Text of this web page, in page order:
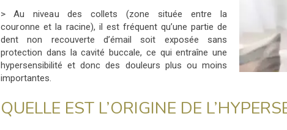
> Au niveau des collets (zone située entre la
couronneet la racine), il est fréquent qu’une partie de
dent non recouverte d’émail soit exposée sans
protection dans la cavité buccale, ce qui entraîne une
hypersensibilité et donc des douleurs plus ou moins
importantes.
QUELLE EST L’ORIGINE DE